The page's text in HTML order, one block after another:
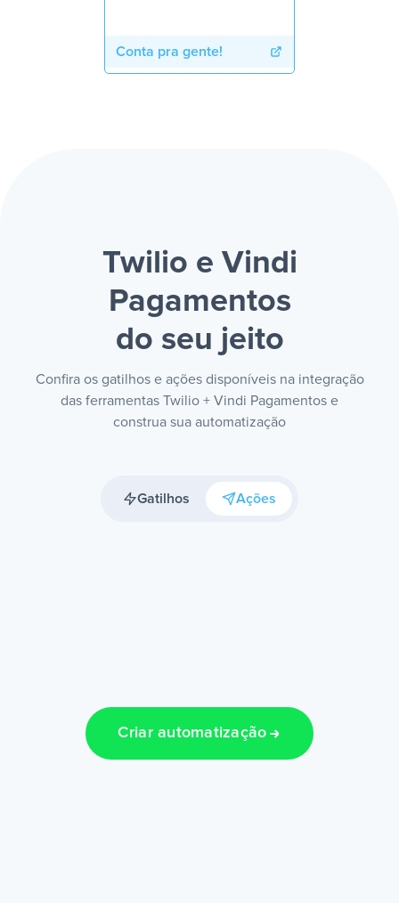
Conta pra gente!
Twilio e Vindi
Pagamentos
do seu jeito
Confira os gatilhos e ações disponíveis na integração
das ferramentas Twilio + Vindi Pagamentos e
construa sua automatização
Gatilhos Ações
Criar automatização